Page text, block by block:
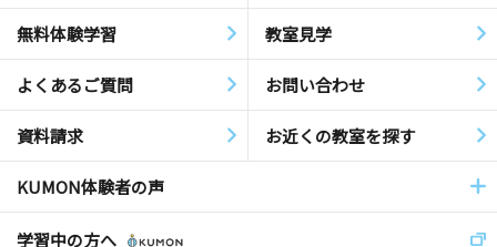
無料体験学習 教室見学
よくあるご質問 お問い合わせ
資料請求 お近くの教室を探す
KUMON体験者の声
学習中の方へ